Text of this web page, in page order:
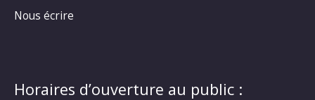
Nous écrire
Horaires d’ouverture au public :